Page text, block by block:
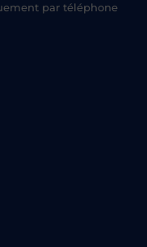
par téléphone